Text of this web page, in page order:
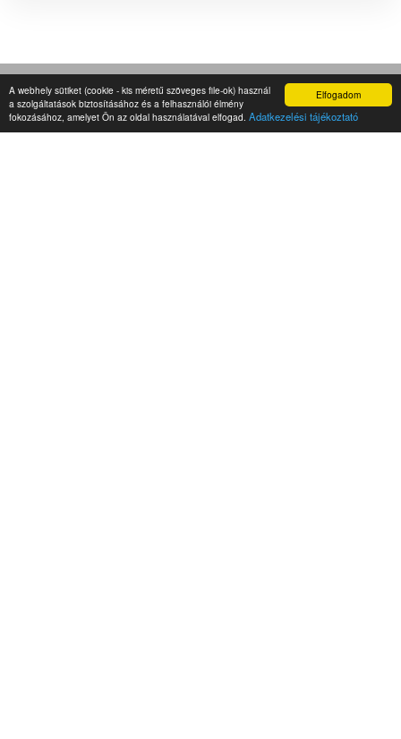
Elfogadom
A webhely sütiket (cookie - kis méretű szöveges file-ok) használ
a szolgáltatások biztosításához és a felhasználói élmény
fokozásához, amelyet Ön az oldal használatával elfogad. Adatkezelési tájékoztató